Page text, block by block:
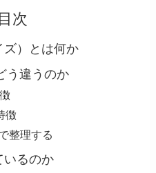
目次
ズ）とは何か
う違うのか
徴
整理する
いるのか